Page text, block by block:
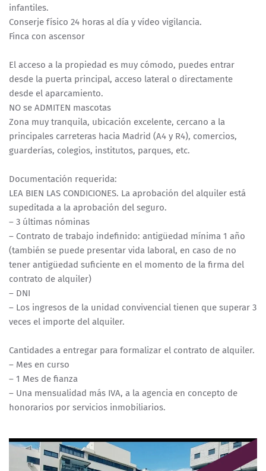
infantiles.
Conserje físico 24 horas al día y vídeo vigilancia.
Finca con ascensor
El acceso a la propiedad es muy cómodo, puedes entrar
desde la puerta principal, acceso lateral o directamente
desde el aparcamiento.
NO se ADMITEN mascotas
Zona muy tranquila, ubicación excelente, cercano a la
principales carreteras hacia Madrid (A4 y R4), comercios,
guarderías, colegios, institutos, parques, etc.
Documentación requerida:
LEA BIEN LAS CONDICIONES. La aprobación del alquiler está
supeditada a la aprobación del seguro.
– 3 últimas nóminas
– Contrato de trabajo indefinido: antigüedad mínima 1 año
(también se puede presentar vida laboral, en caso de no
tener antigüedad suficiente en el momento de la firma del
contrato de alquiler)
– DNI
– Los ingresos de la unidad convivencial tienen que superar 3
veces el importe del alquiler.
Cantidades a entregar para formalizar el contrato de alquiler.
– Mes en curso
– 1 Mes de fianza
– Una mensualidad más IVA, a la agencia en concepto de
honorarios por servicios inmobiliarios.